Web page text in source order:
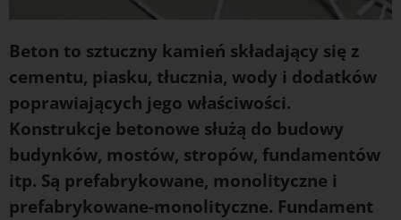
Beton to sztuczny kamień składający się z
cementu, piasku, tłucznia, wody i dodatków
poprawiających jego właściwości.
Konstrukcje betonowe służą do budowy
budynków, mostów, stropów, fundamentów
itp. Są prefabrykowane, monolityczne i
prefabrykowane-monolityczne. Fundament